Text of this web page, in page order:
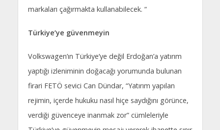
markaları çağırmakta kullanabilecek. “
Türkiye’ye güvenmeyin
Volkswagen’ın Türkiye’ye değil Erdoğan’a yatırım
yaptığı izleniminin doğacağı yorumunda bulunan
firari FETÖ sevici Can Dündar, “Yatırım yapılan
rejimin, içerde hukuku nasıl hiçe saydığını görünce,
verdiği güvenceye inanmak zor” cümleleriyle